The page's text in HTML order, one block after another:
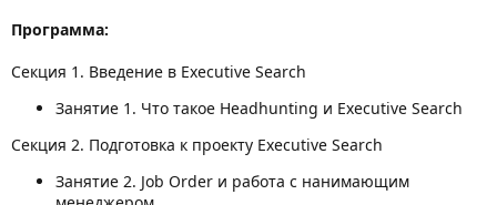
Программа:
Секция 1. Введение в Executive Search
Занятие 1. Что такое Headhunting и Executive Search
Секция 2. Подготовка к проекту Executive Search
Занятие 2. Job Order и работа с нанимающим